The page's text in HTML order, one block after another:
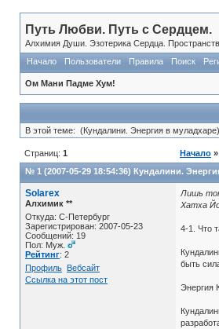
Путь Любви. Путь с Сердцем.
Алхимия Души. Эзотерика Сердца.
Начало
Пользователи Правила Поиск
Ом Мани Падме Хум!
В этой теме: (Кундалини. Энергия в муладхаре)
Страниц: 1 Начало »
№ 1 (2007-05-29 18:54:36) Кундалини.
Solarex
Алхимик **
Откуда: С-Петербург
Зарегистрирован: 2007-05-23
Сообщений: 19
Пол: Муж.
Рейтинг: 2
Профиль Вебсайт
Ссылка на этот пост
Лишь
Хатха
4-1. Что
быть
Энергия